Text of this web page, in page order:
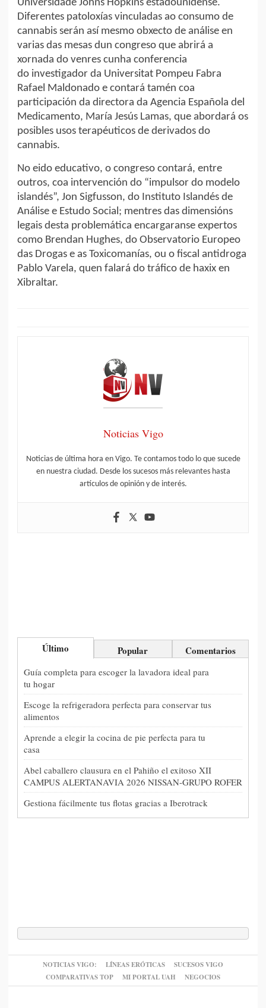
Universidade Johns Hopkins estadounidense.
Diferentes patoloxías vinculadas ao consumo de
cannabis serán así mesmo obxecto de análise en
varias das mesas dun congreso que abrirá a
xornada do venres cunha conferencia
do investigador da Universitat Pompeu Fabra
Rafael Maldonado e contará tamén coa
participación da directora da Agencia Española del
Medicamento, María Jesús Lamas, que abordará os
posibles usos terapéuticos de derivados do
cannabis.
No eido educativo, o congreso contará, entre
outros, coa intervención do “impulsor do modelo
islandés”, Jon Sigfusson, do Instituto Islandés de
Análise e Estudo Social; mentres das dimensións
legais desta problemática encargaranse expertos
como Brendan Hughes, do Observatorio Europeo
das Drogas e as Toxicomanías, ou o fiscal antidroga
Pablo Varela, quen falará do tráfico de haxix en
Xibraltar.
Noticias Vigo
Noticias de última hora en Vigo. Te contamos todo lo que sucede
en nuestra ciudad. Desde los sucesos más relevantes hasta
artículos de opinión y de interés.
Último Popular Comentarios
Guía completa para escoger la lavadora ideal para
tu hogar
Escoge la refrigeradora perfecta para conservar tus
alimentos
Aprende a elegir la cocina de pie perfecta para tu
casa
Abel caballero clausura en el Pahiño el exitoso XII
CAMPUS ALERTANAVIA 2026 NISSAN-GRUPO ROFER
Gestiona fácilmente tus flotas gracias a Iberotrack
NOTICIAS VIGO: LÍNEAS ERÓTICAS
SUCESOS VIGO
COMPARATIVAS TOP
MI PORTAL UAH NEGOCIOS